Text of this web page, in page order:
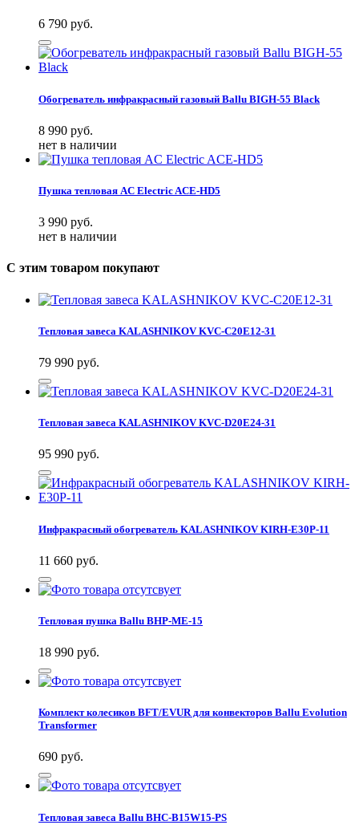
6 790 руб.
Обогреватель инфракрасный газовый Ballu BIGH-55 Black
8 990 руб.
нет в наличии
Пушка тепловая AC Electric ACE-HD5
3 990 руб.
нет в наличии
С этим товаром покупают
Тепловая завеса KALASHNIKOV KVС-C20E12-31
79 990 руб.
Тепловая завеса KALASHNIKOV KVC-D20E24-31
95 990 руб.
Инфракрасный обогреватель KALASHNIKOV KIRH-E30P-11
11 660 руб.
Тепловая пушка Ballu BHP-ME-15
18 990 руб.
Комплект колесиков BFT/EVUR для конвекторов Ballu Evolution
Transformer
690 руб.
Тепловая завеса Ballu BHC-B15W15-PS